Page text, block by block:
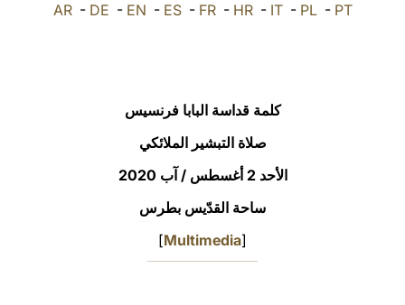
العربيّة AR- DE - EN - ES- FR- HR- IT- PL- PT
كلمة قداسة البابا فرنسيس
صلاة التبشير الملائكي
الأحد 2 أغسطس / آب 2020
ساحة القدّيس بطرس
[
Multimedia
]